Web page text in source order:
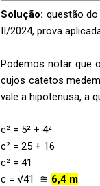
Solução: questão
II/2024, prova
Podemos notar que
cujos catetos
vale a hipotenusa, a
c² = 5² + 4²
c² = 25 + 16
c² = 41
c = √41 ≅ 6,4 m